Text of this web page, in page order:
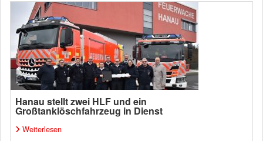
Hanau stellt zwei HLF und ein
Großtanklöschfahrzeug in Dienst
Weiterlesen